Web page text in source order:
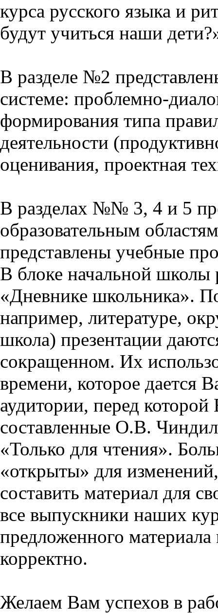
курса русского языка и
будут учиться наши
В разделе №2
системе: проблемно-
формирования типа
деятельности
оценивания, проектная
В разделах №№ 3, 4 и 5
образовательным
представлены учебные
В блоке начальной школы
«Дневнике школьника».
например, литературе,
школа) презентации
сокращенном. Их
времени, которое дается
аудитории, перед
составленные О.В.
«Только для чтения».
«открыты» для
составить материал для
все выпускники наших
предложенного
корректно.
Желаем Вам успехов в